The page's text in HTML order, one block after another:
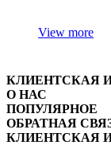
View more
КЛИЕНТСКАЯ
О НАС
ПОПУЛЯРНОЕ
ОБРАТНАЯ
КЛИЕНТСКАЯ